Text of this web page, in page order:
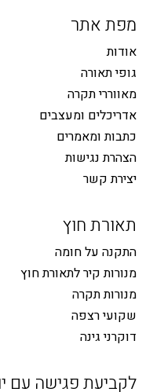
מפת אתר
אודות
גופי תאורה
מאווררי תקרה
אדריכלים ומעצבים
כתבות ומאמרים
הצהרת נגישות
יצירת קשר
תאורת חוץ
התקנה על חומה
מנורות קיר לתאורת חוץ
מנורות תקרה
שקועי רצפה
דוקרני גינה
לקביעת פגישה עם